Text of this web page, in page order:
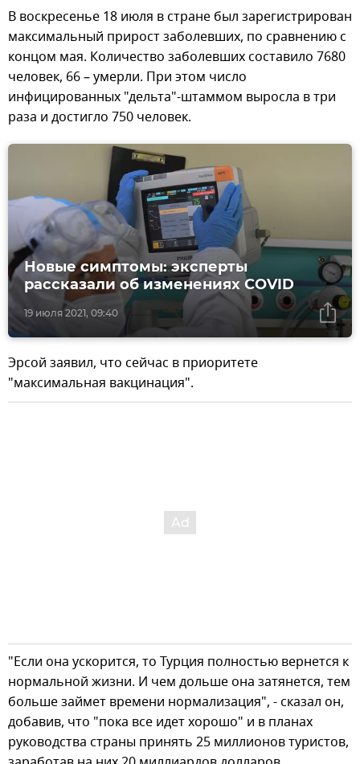
В воскресенье 18 июля в стране был зарегистрирован
максимальный прирост заболевших, по сравнению с
концом мая. Количество заболевших составило 7680
человек, 66 – умерли. При этом число
инфицированных "дельта"-штаммом выросла в три
раза и достигло 750 человек.
19 июля 2021, 09:40
Новые симптомы: эксперты
рассказали об изменениях COVID
Эрсой заявил, что сейчас в приоритете
"максимальная вакцинация".
"Если она ускорится, то Турция полностью вернется к
нормальной жизни. И чем дольше она затянется, тем
больше займет времени нормализация", - сказал он,
добавив, что "пока все идет хорошо" и в планах
руководства страны принять 25 миллионов туристов,